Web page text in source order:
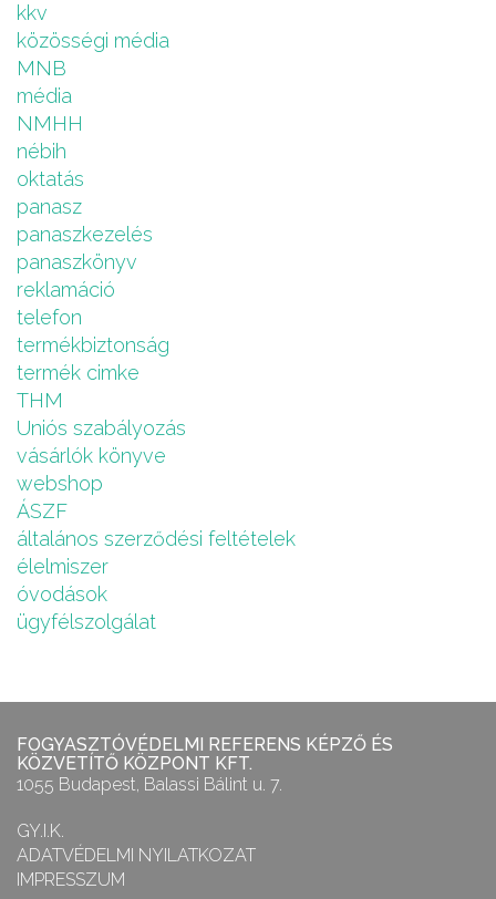
kkv
közösségi média
MNB
média
NMHH
nébih
oktatás
panasz
panaszkezelés
panaszkönyv
reklamáció
telefon
termékbiztonság
termék cimke
THM
Uniós szabályozás
vásárlók könyve
webshop
ÁSZF
általános szerződési feltételek
élelmiszer
óvodások
ügyfélszolgálat
FOGYASZTÓVÉDELMI REFERENS KÉPZŐ ÉS
KÖZVETÍTŐ KÖZPONT KFT.
1055 Budapest, Balassi Bálint u. 7.
GY.I.K.
ADATVÉDELMI NYILATKOZAT
IMPRESSZUM